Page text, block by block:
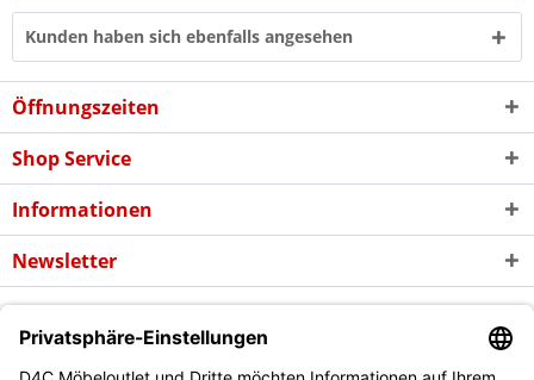
Kunden haben sich ebenfalls angesehen
Öffnungszeiten
Shop Service
Informationen
Newsletter
* Alle Preise inkl. gesetzl. Mehrwertsteuer zzgl. evtl.
und
ggf. Nachnahmegebühren, wenn nicht anders beschrieben